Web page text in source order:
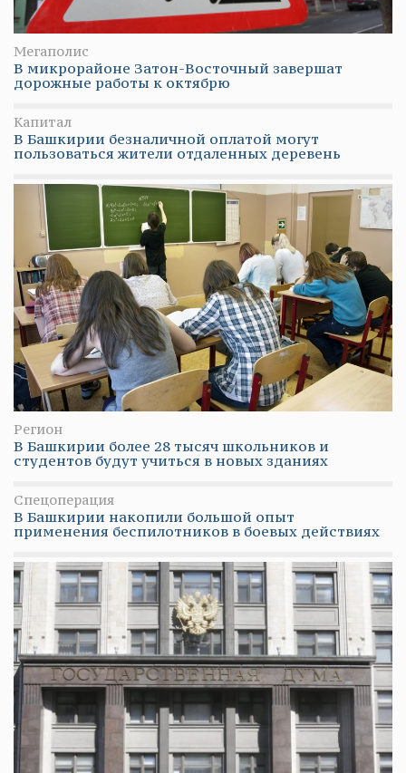
Мегаполис
В микрорайоне Затон-Восточный завершат
дорожные работы к октябрю
Капитал
В Башкирии безналичной оплатой могут
пользоваться жители отдаленных деревень
Регион
В Башкирии более 28 тысяч школьников и
студентов будут учиться в новых зданиях
Спецоперация
В Башкирии накопили большой опыт
применения беспилотников в боевых действиях